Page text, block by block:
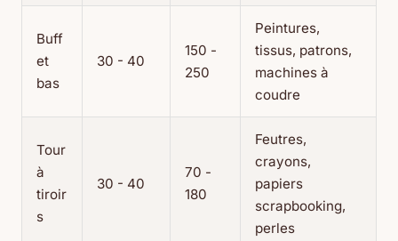
Buff
et
bas
30 - 40
150 -
250
Peintures,
tissus, patrons,
machines à
coudre
Tour
à
tiroir
s
30 - 40
70 -
180
Feutres,
crayons,
papiers
scrapbooking,
perles